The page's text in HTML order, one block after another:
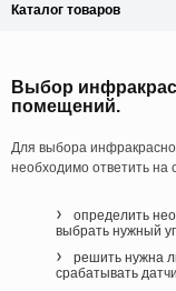
Каталог товаров
Выбор
помещений.
Для выбора
необходимо ответить
определить
выбрать нужный
решить нужна
срабатывать